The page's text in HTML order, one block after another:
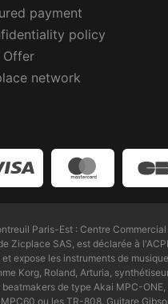
payment
policy
Offer
network
Paris-Est : Centre
Zicplace SAS, est déclarée à
expose les instruments de
Korg, Roland, Arturia,
de type Akai MPC-
ou les TR-808. Guitare